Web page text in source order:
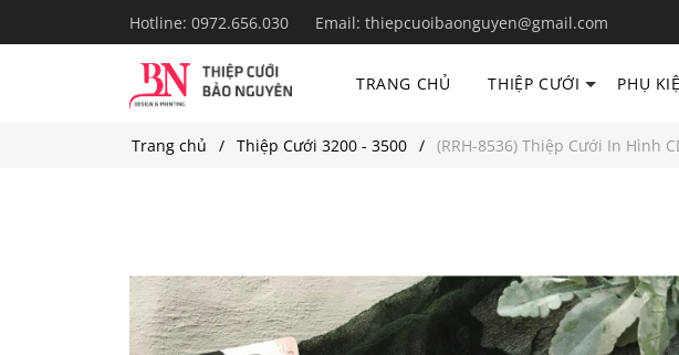
Hotline: 0972.656.030 Email: thiepcuoibaonguyen@gmail.com
TRANG CHỦ THIỆP CƯỚI PHỤ
Trang chủ Thiệp Cưới 3200 - 3500 (RRH-8536) Thiệp Cưới In Hình